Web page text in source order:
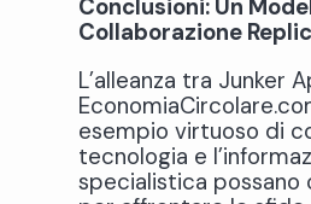
Conclusioni: Un
Collaborazione
L’alleanza tra Junker
esempio virtuoso di
tecnologia e
specialistica possano